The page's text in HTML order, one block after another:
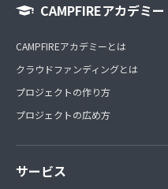
CAMPFIREアカデミー
CAMPFIREアカデミーとは
クラウドファンディングとは
プロジェクトの作り方
プロジェクトの広め方
サービス